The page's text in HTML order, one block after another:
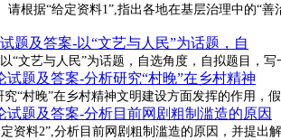
根据“给定资料1”,指出各地在基层治理中的“善
题及答案-以“文艺与人民”为话题，自
“文艺与人民”为话题，自选角度，自拟题目，写
试题及答案-分析研究“村晚”在乡村精神
“村晚”在乡村精神文明建设方面发挥的作用，
试题及答案-分析目前网剧粗制滥造的原因
资料2”,分析目前网剧粗制滥造的原因，并提出